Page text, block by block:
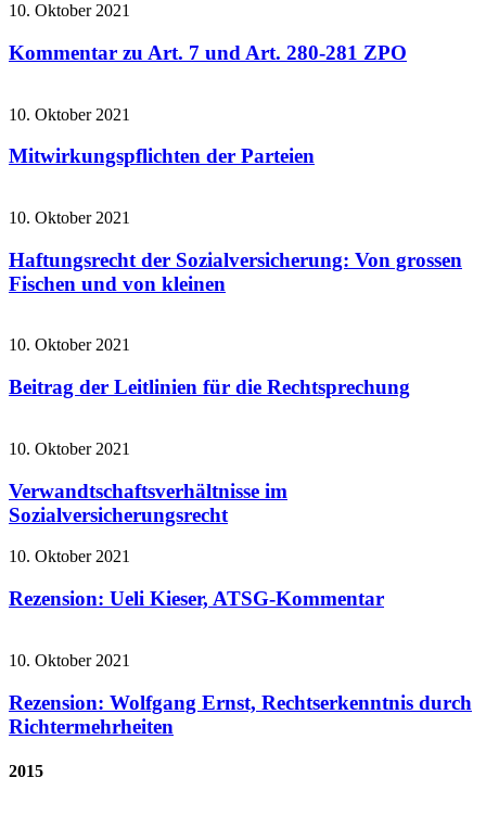
10. Oktober 2021
Kommentar zu Art. 7 und Art. 280-281 ZPO
10. Oktober 2021
Mitwirkungspflichten der Parteien
10. Oktober 2021
Haftungsrecht der Sozialversicherung: Von grossen
Fischen und von kleinen
10. Oktober 2021
Beitrag der Leitlinien für die Rechtsprechung
10. Oktober 2021
Verwandtschaftsverhältnisse im
Sozialversicherungsrecht
10. Oktober 2021
Rezension: Ueli Kieser, ATSG-Kommentar
10. Oktober 2021
Rezension: Wolfgang Ernst, Rechtserkenntnis durch
Richtermehrheiten
2015